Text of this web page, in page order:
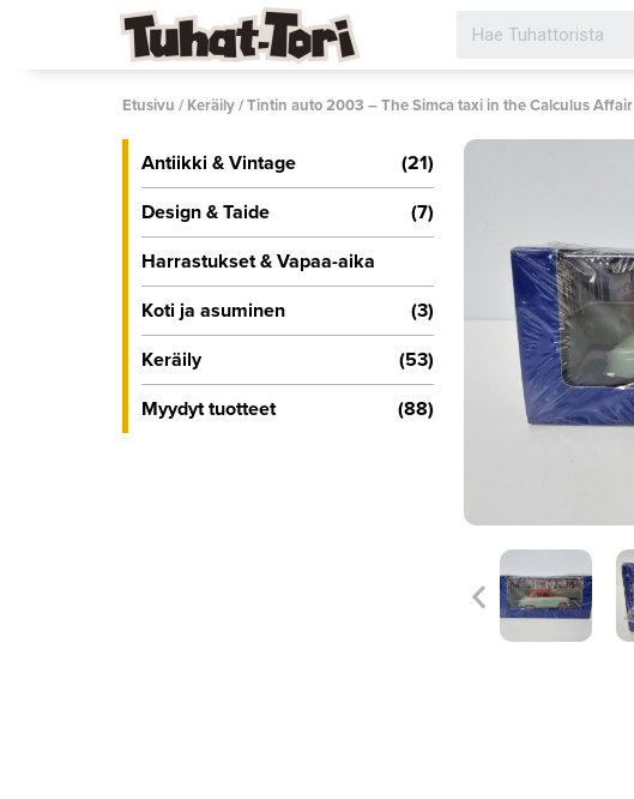
Etusivu / Keräily/ Tintin auto 2003 – The Simca taxi in the Calculus Affair
Antiikki & Vintage (21)
Design & Taide (7)
Harrastukset & Vapaa-aika
Koti ja asuminen (3)
Keräily (53)
Myydyt tuotteet (88)
Edellinen